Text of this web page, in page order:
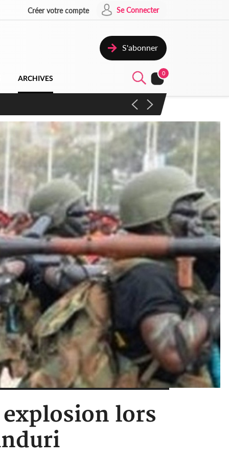
Créer votre compte Se Connecter
S'abonner
ARCHIVES
0
contre les produits
explosion lors